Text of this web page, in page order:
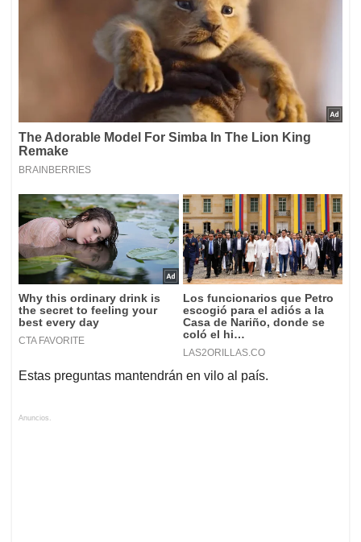
Estas preguntas mantendrán en vilo al país.
Anuncios.